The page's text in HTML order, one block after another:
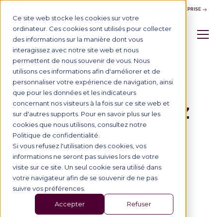
Ce site web stocke les cookies sur votre
ordinateur. Ces cookies sont utilisés pour collecter
des informations sur la manière dont vous
interagissez avec notre site web et nous
permettent de nous souvenir de vous. Nous
utilisons ces informations afin d'améliorer et de
personnaliser votre expérience de navigation, ainsi
que pour les données et les indicateurs
concernant nos visiteurs à la fois sur ce site web et
sur d'autres supports. Pour en savoir plus sur les
cookies que nous utilisons, consultez notre
Politique de confidentialité.
Si vous refusez l'utilisation des cookies, vos
informations ne seront pas suivies lors de votre
visite sur ce site. Un seul cookie sera utilisé dans
votre navigateur afin de se souvenir de ne pas
suivre vos préférences.
Accepter Refuser
ESPACE ENTREPRISE
Tous nos partenaires
NOS UNIVERSITÉS PARTENAIRES
HOCHSCHULE HARZ